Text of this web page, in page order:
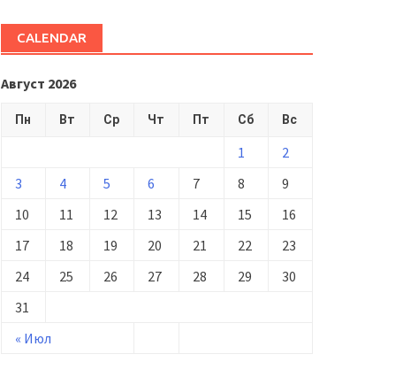
CALENDAR
Август 2026
Пн Вт Ср Чт Пт Сб Вс
« Июл
1
2
3
4 5 6 7 8
9
10
11 12 13 14 15
16
17
18 19 20 21 22
23
24
25 26 27 28 29
30
31